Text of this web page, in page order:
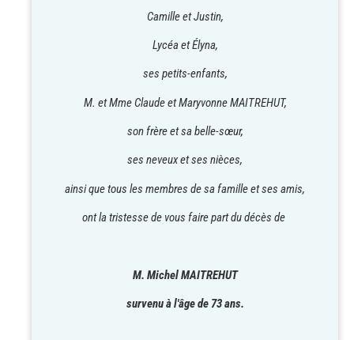
Camille et Justin,
Lycéa et Élyna,
ses petits-enfants,
M. et Mme Claude et Maryvonne MAITREHUT,
son frère et sa belle-sœur,
ses neveux et ses nièces,
ainsi que tous les membres de sa famille et ses amis,
ont la tristesse de vous faire part du décès de
M. Michel MAITREHUT
survenu à l'âge de 73 ans.